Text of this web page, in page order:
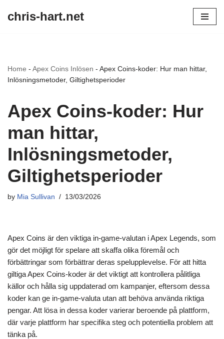
chris-hart.net
Home - Apex Coins Inlösen - Apex Coins-koder: Hur man hittar,
Inlösningsmetoder, Giltighetsperioder
Apex Coins-koder: Hur
man hittar,
Inlösningsmetoder,
Giltighetsperioder
by Mia Sullivan 13/03/2026
Apex Coins är den viktiga in-game-valutan i Apex Legends, som
gör det möjligt för spelare att skaffa olika föremål och
förbättringar som förbättrar deras spelupplevelse. För att hitta
giltiga Apex Coins-koder är det viktigt att kontrollera pålitliga
källor och hålla sig uppdaterad om kampanjer, eftersom dessa
koder kan ge in-game-valuta utan att behöva använda riktiga
pengar. Att lösa in dessa koder varierar beroende på plattform,
där varje plattform har specifika steg och potentiella problem att
tänka på.